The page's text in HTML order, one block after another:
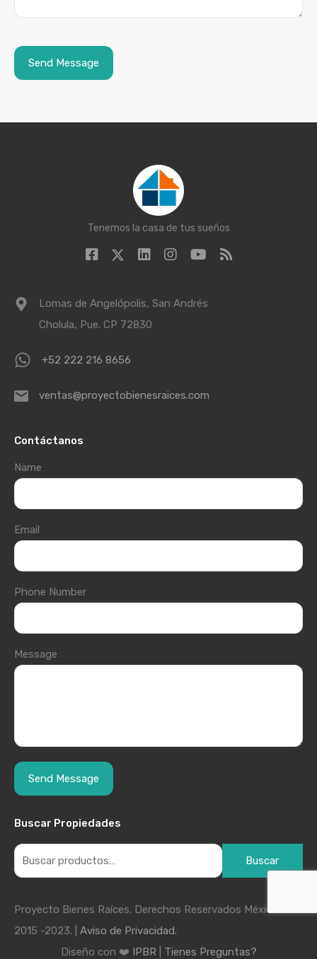
Tenemos la casa de tus sueños
Lomas de Angelópolis, San Andrés
Cholula, Pue. CP 72830
+52 222 216 8656
ventas@proyectobienesraices.com
Contáctanos
Name
Email
Phone Number
Message
Buscar Propiedades
Buscar
Proyecto Bienes Raíces. Derechos Reservados México
2015 -2023. | Aviso de Privacidad.
Diseño con ❤️ IPBR| Tienes Preguntas?